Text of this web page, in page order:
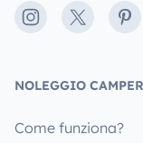
Instagram
X
NOLEGGIO CAMPER
Come funziona?